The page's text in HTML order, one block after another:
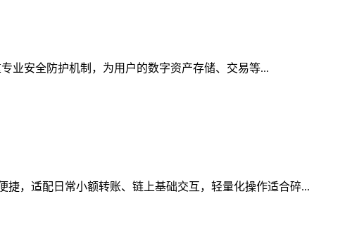
业安全防护机制，为用户的数字资产存储、交易等...
，适配日常小额转账、链上基础交互，轻量化操作适合碎...